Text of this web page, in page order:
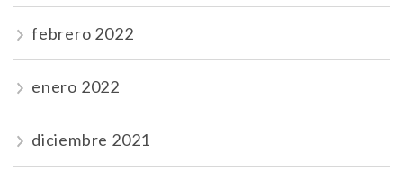
febrero 2022
enero 2022
diciembre 2021